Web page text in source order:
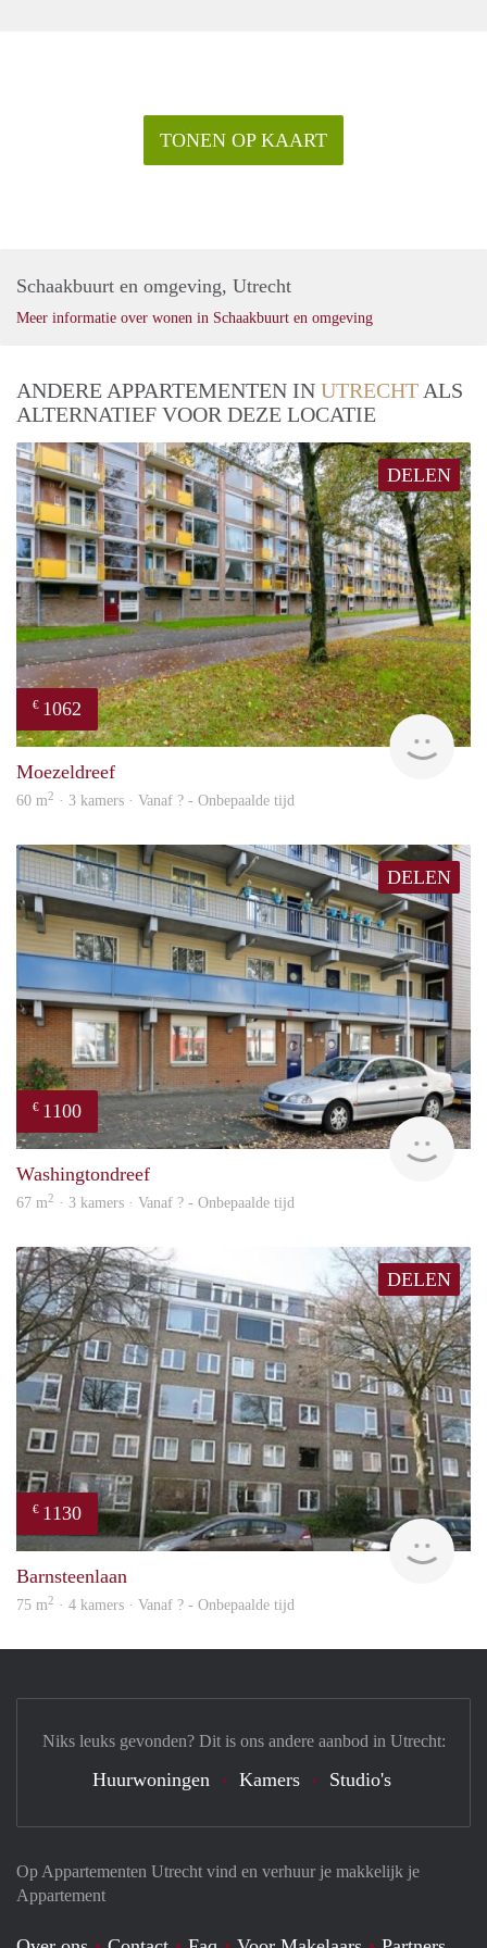
TONEN OP KAART
Schaakbuurt en omgeving, Utrecht
Meer informatie over wonen in Schaakbuurt en omgeving
ANDERE APPARTEMENTEN IN UTRECHT ALS
ALTERNATIEF VOOR DEZE LOCATIE
DELEN
€ 1062
Moezeldreef
60 m2 · 3 kamers · Vanaf ? - Onbepaalde tijd
DELEN
€ 1100
rent
Washingtondreef
67 m2 · 3 kamers · Vanaf ? - Onbepaalde tijd
DELEN
€ 1130
Barnsteenlaan
75 m2 · 4 kamers · Vanaf ? - Onbepaalde tijd
Op Appartementen Utrecht vind en verhuur je makkelijk je
Appartement
Niks leuks gevonden? Dit is ons andere aanbod in Utrecht:
Huurwoningen Kamers Studio's